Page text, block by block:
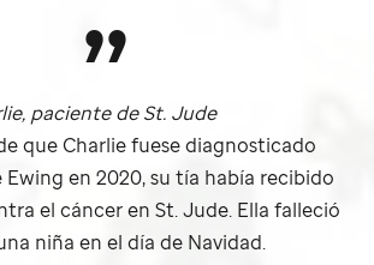
paciente deSt. Jude
que Charlie fuese diagnosticado
en 2020, su tía había recibido
el cáncer en St. Jude. Ella falleció
niña en el día de Navidad.